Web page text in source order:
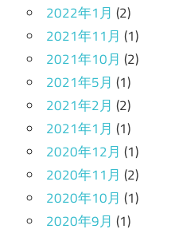
2022年1月 (2)
2021年11月 (1)
2021年10月 (2)
2021年5月 (1)
2021年2月 (2)
2021年1月 (1)
2020年12月 (1)
2020年11月 (2)
2020年10月 (1)
2020年9月 (1)